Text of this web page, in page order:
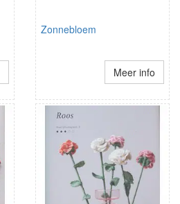
Zonnebloem
Meer info